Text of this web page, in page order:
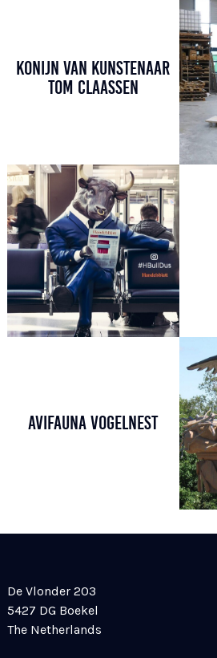
KONIJN VAN KUNSTENAAR
TOM CLAASSEN
AVIFAUNA VOGELNEST
De Vlonder 203
5427 DG Boekel
The Netherlands